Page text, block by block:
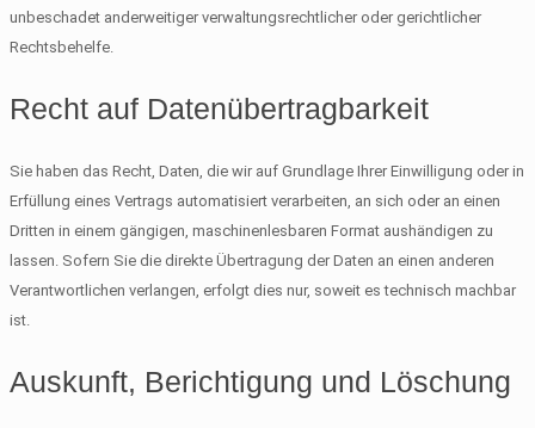
unbeschadet anderweitiger verwaltungsrechtlicher oder gerichtlicher
Rechtsbehelfe.
Recht auf Daten­übertrag­barkeit
Sie haben das Recht, Daten, die wir auf Grundlage Ihrer Einwilligung oder in
Erfüllung eines Vertrags automatisiert verarbeiten, an sich oder an einen
Dritten in einem gängigen, maschinenlesbaren Format aushändigen zu
lassen. Sofern Sie die direkte Übertragung der Daten an einen anderen
Verantwortlichen verlangen, erfolgt dies nur, soweit es technisch machbar
ist.
Auskunft, Berichtigung und Löschung